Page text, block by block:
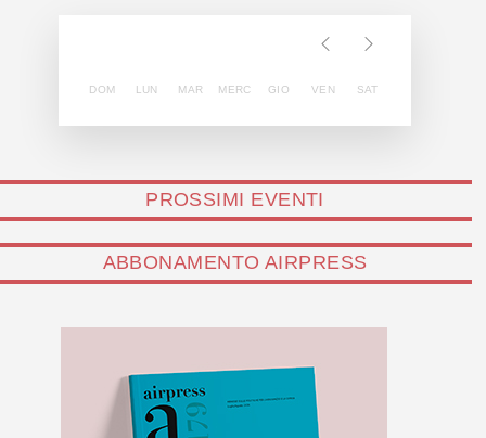
DOM LUN MAR MERC GIO VEN SAT
PROSSIMI EVENTI
ABBONAMENTO AIRPRESS